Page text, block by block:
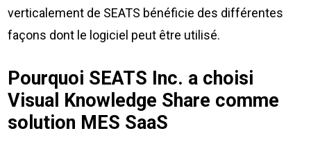
verticalement de SEATS bénéficie des différentes
façons dont le logiciel peut être utilisé.
Pourquoi SEATS Inc. a choisi
Visual Knowledge Share comme
solution MES SaaS